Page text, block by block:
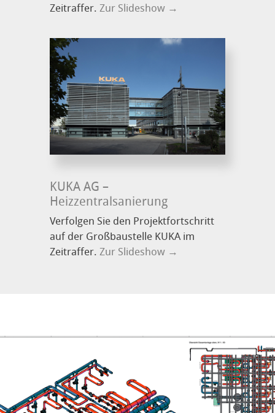
Zeitraffer. Zur Slideshow →
KUKA AG –
Heizzentralsanierung
Verfolgen Sie den Projektfortschritt
auf der Großbaustelle KUKA im
Zeitraffer. Zur Slideshow →